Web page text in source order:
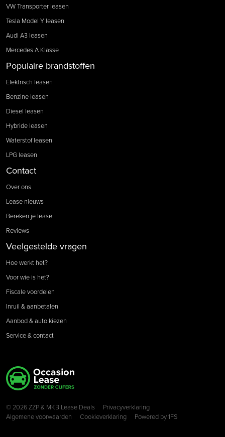
VW Transporter leasen
Tesla Model Y leasen
Audi A3 leasen
Mercedes A Klasse
Populaire brandstoffen
Elektrisch leasen
Benzine leasen
Diesel leasen
Hybride leasen
Waterstof leasen
LPG leasen
Contact
Over ons
Lease nieuws
Bereken je lease
Reviews
Veelgestelde vragen
Hoe werkt het?
Voor wie is het?
Fiscale voordelen
Inruil & aanbetalen
Aanbod & auto kiezen
Service & contact
Copyright navigation
© 2026 ZZP & MKB Lease Deals
Privacyverklaring
Algemene voorwaarden
Cookieverklaring Powered by1FS